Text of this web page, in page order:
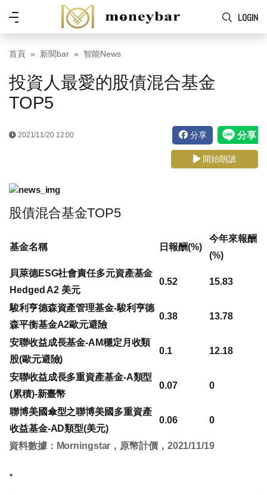
Skip to main content
LOGIN
功
能
表
首頁 新聞bar 智能News
投資人最愛的股債混合基金
TOP5
2021/11/20 12:00 分享
開始朗讀
股債混合基金TOP5
基金名稱 日報酬(%)
今年來報酬
(%)
貝萊德ESG社會責任多元資產基金
Hedged A2 美元
0.52 15.83
駿利亨德森資產管理基金-駿利亨德
森平衡基金A2歐元避險
0.38 13.78
安聯收益成長基金-AM穩定月收類
股(歐元避險)
0.1 12.18
安聯收益成長多重資產基金-A類型
(累積)-新臺幣
0.07 0
聯博美國傘型之聯博美國多重資產
收益基金-AD類型(美元)
0.06 0
資料數據：Morningstar，原幣計價，2021/11/19
。